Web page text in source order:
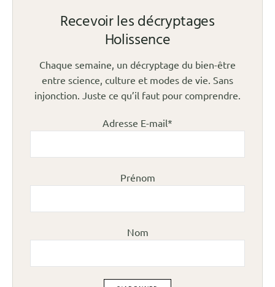
Recevoir les décryptages
Holissence
Chaque semaine, un décryptage du bien-être
entre science, culture et modes de vie. Sans
injonction. Juste ce qu’il faut pour comprendre.
Adresse E-mail*
Prénom
Nom